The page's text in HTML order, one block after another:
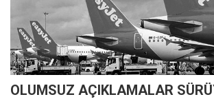
OLUMSUZ AÇIKLAMALAR